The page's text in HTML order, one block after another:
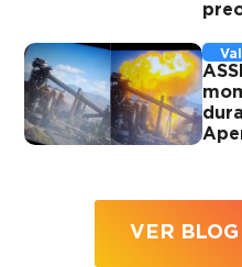
VER